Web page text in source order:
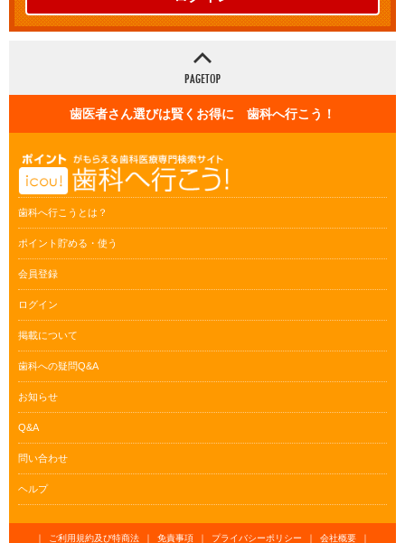
歯医者さん選びは賢くお得に 歯科へ行こう！
歯科へ行こうとは？
ポイント貯める・使う
会員登録
ログイン
掲載について
歯科への疑問Q&A
お知らせ
Q&A
問い合わせ
ヘルプ
｜ ご利用規約及び特商法 ｜ 免責事項 ｜ プライバシーポリシー ｜ 会社概要 ｜